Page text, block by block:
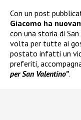
Con un post
Giacomo ha
con una storia di
volta per tutte ai
postato infatti un
preferiti,
per San Valentino”.